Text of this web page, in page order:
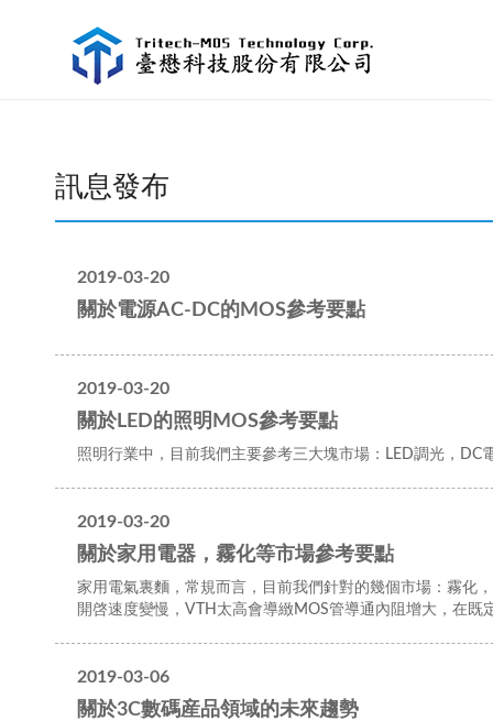
訊息發布
2019-03-20
關於電源AC-DC的MOS參考要點
2019-03-20
關於LED的照明MOS參考要點
照明行業中，目前我們主要參考三大塊市場：LED調光，DC
2019-03-20
關於家用電器，霧化等市場參考要點
家用電氣裏麵，常規而言，目前我們針對的幾個市場：霧化
開啓速度變慢，VTH太高會導緻MOS管導通內阻增大，在既
2019-03-06
關於3C數碼産品領域的未來趨勢